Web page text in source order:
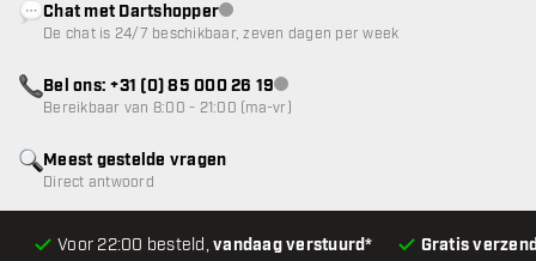
Voor 22:00 besteld,vandaag verstuurd* Gratis
Meest gestelde vragen
Direct antwoord
Chat met Dartshopperklantenservice niet beschikbaar
De chat is 24/7 beschikbaar, zeven dagen per week
Bel ons: +31 (0) 85 000 26 19klantenservice niet beschikbaar
Bereikbaar van 8:00 - 21:00 (ma-vr)